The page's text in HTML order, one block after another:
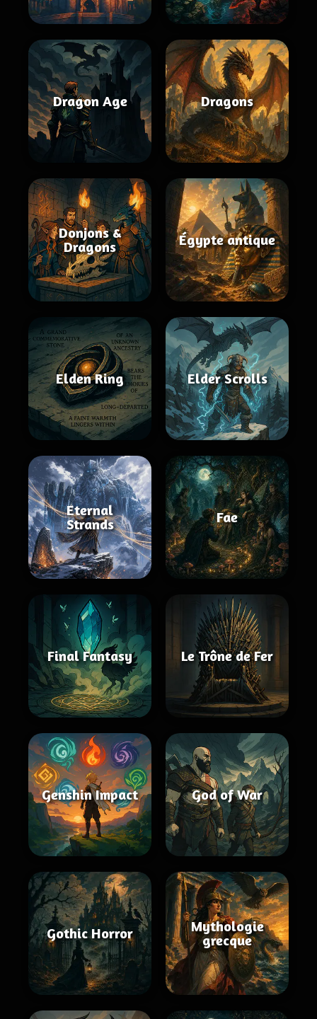
Dragon Age Dragons
Donjons &
Dragons
Égypte antique
Elden Ring Elder Scrolls
Eternal
Strands
Fae
Final Fantasy Le Trône de Fer
Genshin Impact God of War
Gothic Horror
Mythologie
grecque